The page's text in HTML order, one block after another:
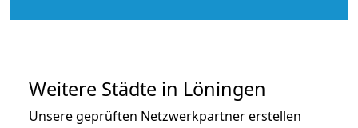
Weitere Städte in Löningen
Unsere geprüften Netzwerkpartner erstellen